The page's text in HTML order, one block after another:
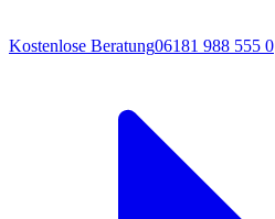
Kostenlose Beratung06181 988 555 0